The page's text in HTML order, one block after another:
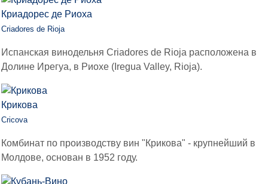
Криадорес де Риоха
Criadores de Rioja
Испанская винодельня Criadores de Rioja расположена в
Долине Ирегуа, в Риохе (Iregua Valley, Rioja).
Крикова
Cricova
Комбинат по производству вин "Крикова" - крупнейший в
Молдове, основан в 1952 году.